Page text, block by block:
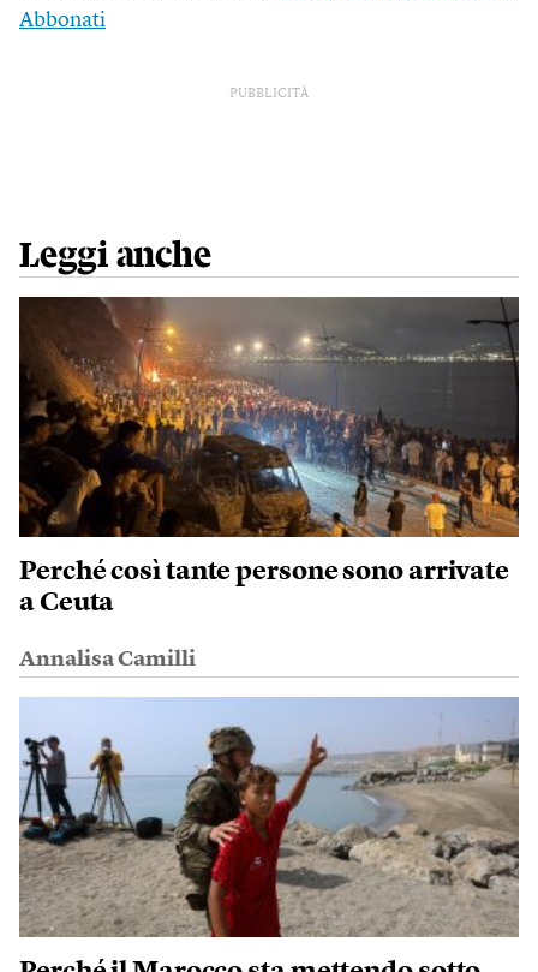
Abbonati
PUBBLICITÀ
Leggi anche
Perché così tante persone sono arrivate
a Ceuta
Annalisa Camilli